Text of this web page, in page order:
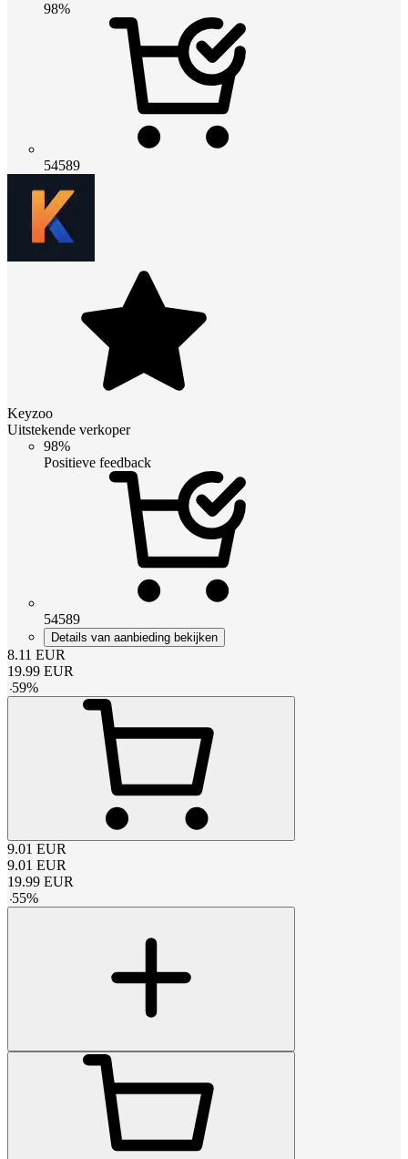
98%
54589
Keyzoo
Uitstekende verkoper
98%
Positieve feedback
54589
Details van aanbieding bekijken
8.11 EUR
19.99 EUR
-59%
9.01 EUR
9.01 EUR
19.99 EUR
-55%